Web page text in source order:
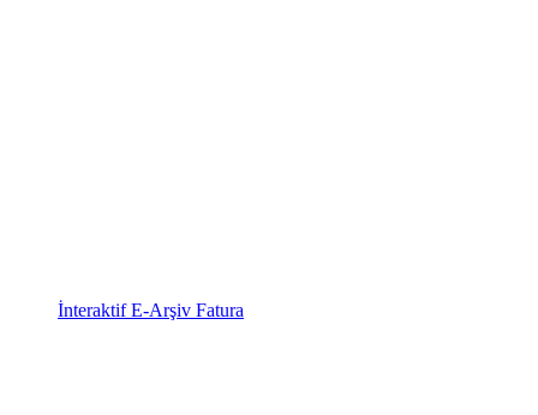
İnteraktif E-Arşiv Fatura